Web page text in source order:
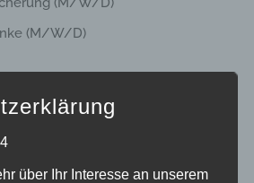
(M/W/D)
vorhanden.
über Ihr Interesse an unserem